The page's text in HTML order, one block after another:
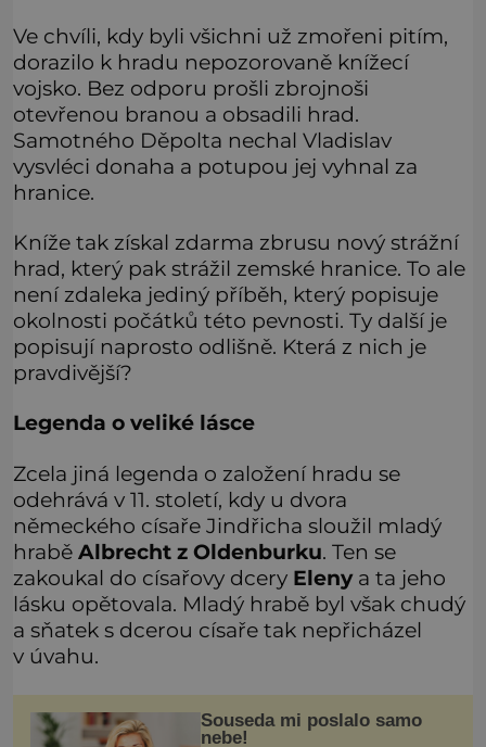
Ve chvíli, kdy byli všichni už zmořeni pitím,
dorazilo k hradu nepozorovaně knížecí
vojsko. Bez odporu prošli zbrojnoši
otevřenou branou a obsadili hrad.
Samotného Děpolta nechal Vladislav
vysvléci donaha a potupou jej vyhnal za
hranice.
Kníže tak získal zdarma zbrusu nový strážní
hrad, který pak strážil zemské hranice. To ale
není zdaleka jediný příběh, který popisuje
okolnosti počátků této pevnosti. Ty další je
popisují naprosto odlišně. Která z nich je
pravdivější?
Legenda o veliké lásce
Zcela jiná legenda o založení hradu se
odehrává v 11. století, kdy u dvora
německého císaře Jindřicha sloužil mladý
hrabě Albrecht z Oldenburku. Ten se
zakoukal do císařovy dcery Elenya ta jeho
lásku opětovala. Mladý hrabě byl však chudý
a sňatek s dcerou císaře tak nepřicházel
v úvahu.
Souseda mi poslalo samo
nebe!